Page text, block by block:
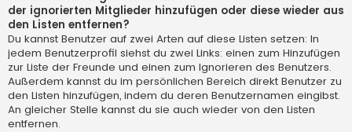
der ignorierten Mitglieder hinzufügen oder diese wieder aus
den Listen entfernen?
Du kannst Benutzer auf zwei Arten auf diese Listen setzen: In
jedem Benutzerprofil siehst du zwei Links: einen zum Hinzufügen
zur Liste der Freunde und einen zum Ignorieren des Benutzers.
Außerdem kannst du im persönlichen Bereich direkt Benutzer zu
den Listen hinzufügen, indem du deren Benutzernamen eingibst.
An gleicher Stelle kannst du sie auch wieder von den Listen
entfernen.